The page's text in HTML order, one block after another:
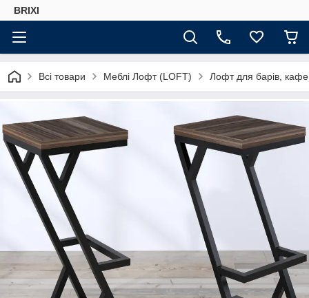
BRIXI
Всі товари Меблі Лофт (LOFT) Лофт для барів, кафе